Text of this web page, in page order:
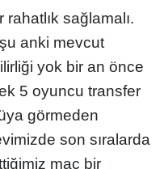
sağlamalı.
anki mevcut
yok bir an önce
5 oyuncu transfer
görmeden
son sıralarda
maç bir